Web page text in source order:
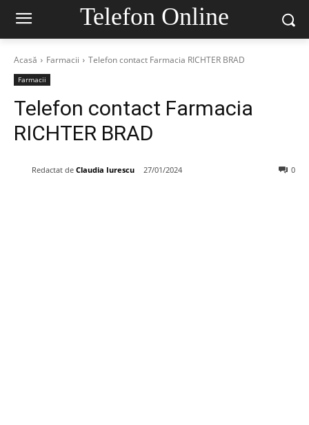
Telefon Online
Acasă Farmacii Telefon contact Farmacia RICHTER BRAD
Farmacii
Telefon contact Farmacia
RICHTER BRAD
Redactat de Claudia Iurescu 27/01/2024 0